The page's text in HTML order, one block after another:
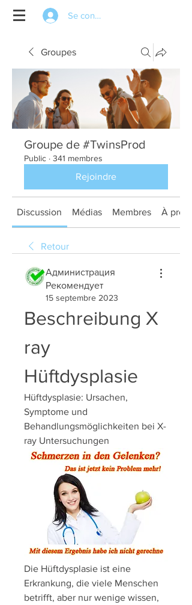
Se connecter
Groupes
Groupe de #TwinsProd
Public · 341 membres
Rejoindre
Discussion Médias Membres À
Retour
Администрация
Рекомендует
15 septembre 2023
Beschreibung X
ray
Hüftdysplasie
Hüftdysplasie: Ursachen,
Symptome und
Behandlungsmöglichkeiten bei X-
ray Untersuchungen
Die Hüftdysplasie ist eine
Erkrankung, die viele Menschen
betrifft, aber nur wenige wissen,